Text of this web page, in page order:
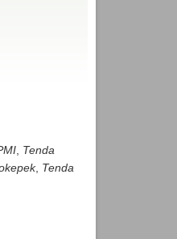
, Tenda
, Tenda